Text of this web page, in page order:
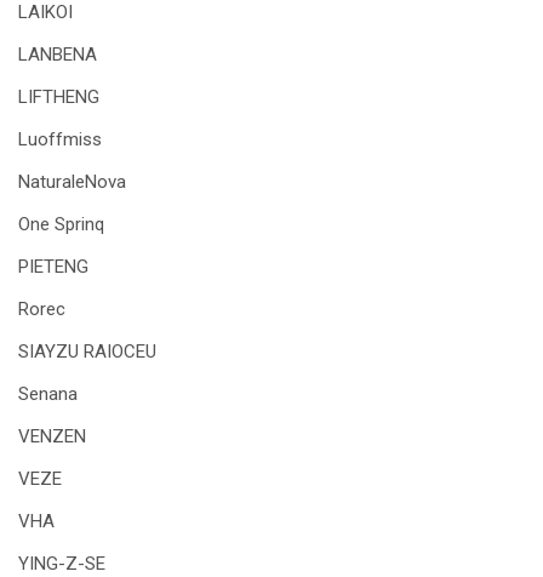
LAIKOI
LANBENA
LIFTHENG
Luoffmiss
NaturaleNova
One Sprinq
PIETENG
Rorec
SIAYZU RAIOCEU
Senana
VENZEN
VEZE
VHA
YING-Z-SE